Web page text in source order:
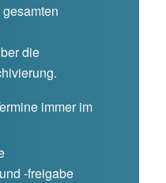
die
immer im
-freigabe